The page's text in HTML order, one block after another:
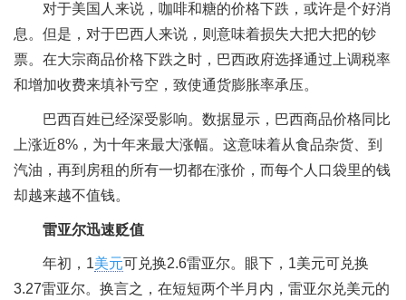
对于美国人来说，咖啡和糖的价格下跌，或许是个好消
息。但是，对于巴西人来说，则意味着损失大把大把的钞
票。在大宗商品价格下跌之时，巴西政府选择通过上调税率
和增加收费来填补亏空，致使通货膨胀率承压。
巴西百姓已经深受影响。数据显示，巴西商品价格同比
上涨近8%，为十年来最大涨幅。这意味着从食品杂货、到
汽油，再到房租的所有一切都在涨价，而每个人口袋里的钱
却越来越不值钱。
雷亚尔迅速贬值
年初，1美元可兑换2.6雷亚尔。眼下，1美元可兑换
3.27雷亚尔。换言之，在短短两个半月内，雷亚尔兑美元的